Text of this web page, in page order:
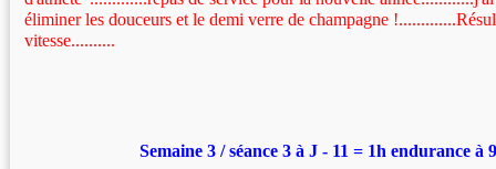
éliminer les douceurs et le demi verre de champagne
vitesse..........
Semaine 3 / séance 3 à J - 11 = 1h endurance à